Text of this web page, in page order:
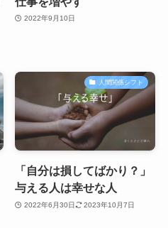
2022年9月10日
人間関係シフト
「自分は損してばかり？」
与える人は幸せな人
2022年6月30日 2023年10月7日